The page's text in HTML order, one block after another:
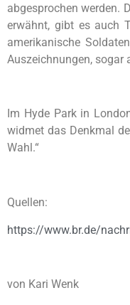
abgesprochen werden.
erwähnt, gibt es auch
amerikanische
Auszeichnungen, sogar
Im Hyde Park in
widmet das Denkmal
Wahl.“
Quellen:
https://www.br.de/
von Kari Wenk